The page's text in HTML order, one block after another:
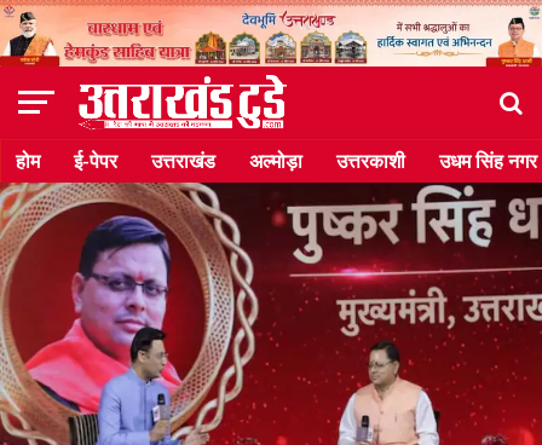
होम ई-पेपर उत्तराखंड अल्मोड़ा उत्तरकाशी उधम सिंह नगर